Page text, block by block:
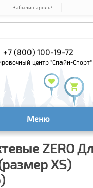
Забыли пароль?
+7 (800) 100-19-72
центр "Спайн-Спорт"
Меню
ZERO
XS)